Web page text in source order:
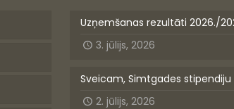
Uzņemšanas rezultāti 2026./
3. jūlijs, 2026
Sveicam, Simtgades
2. jūlijs, 2026